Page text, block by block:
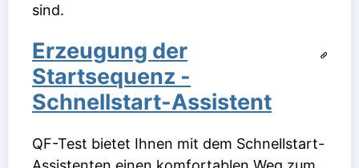
sind.
Erzeugung der
Startsequenz -
Schnellstart-Assistent
QF-Test bietet Ihnen mit dem Schnellstart-